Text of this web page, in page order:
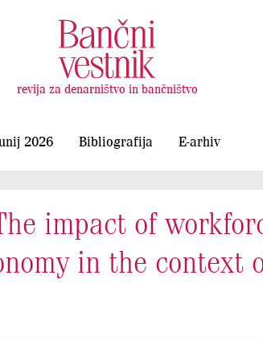
revija za denarništvo in bančništvo
2026 Bibliografija E-arhiv
impact of
in the context